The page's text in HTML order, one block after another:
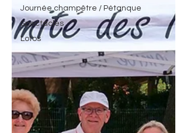
Journée champêtre / Pétanque
Spectacles
Lotos